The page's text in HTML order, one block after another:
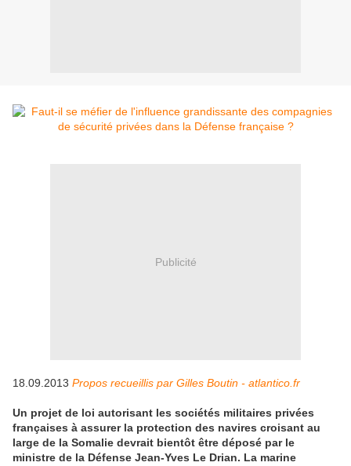
Publicité
18.09.2013 Propos recueillis par Gilles Boutin - atlantico.fr
Un projet de loi autorisant les sociétés militaires privées
françaises à assurer la protection des navires croisant au
large de la Somalie devrait bientôt être déposé par le
ministre de la Défense Jean-Yves Le Drian. La marine